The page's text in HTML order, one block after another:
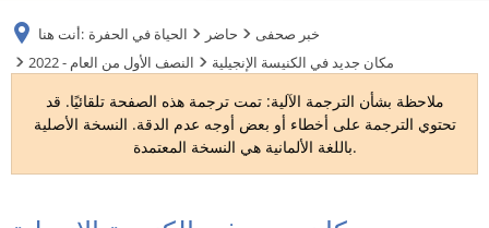
FR
TR
UK
أنت هنا: الحياة في الحفرة حاضر
خبر صحفى
2022 - النصف الأول من العام
مكان جديد في الكنيسة الإنجيلية
ملاحظة بشأن الترجمة الآلية: تمت ترجمة هذه الصفحة تلقائيًا. قد
تحتوي الترجمة على أخطاء أو بعض أوجه عدم الدقة. النسخة الأصلية
باللغة الألمانية هي النسخة المعتمدة.